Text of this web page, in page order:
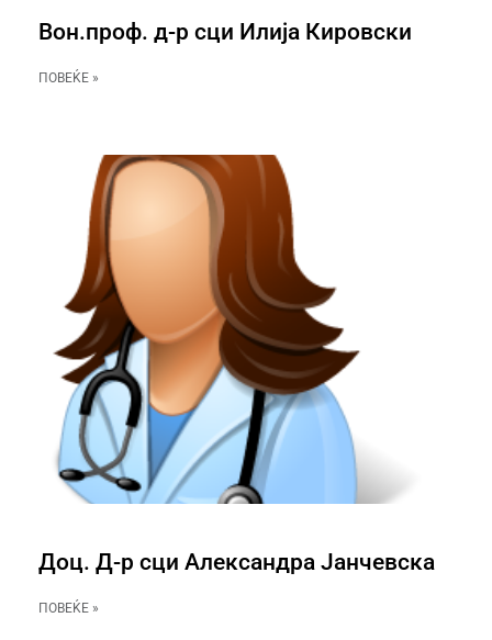
Вон.проф. д-р сци Илија Кировски
ПОВЕЌЕ »
Доц. Д-р сци Александра Јанчевска
ПОВЕЌЕ »